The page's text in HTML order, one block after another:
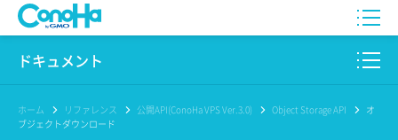
WING
ドキュメント
このサイトについて
ホーム リファレンス 公開API(ConoHa VPS Ver.3.0) Object Storage API
オ
ブジェクトダウンロード